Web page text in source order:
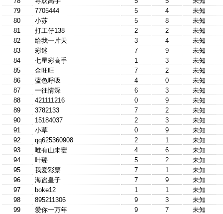
79
7705444 5 4
未知
80
小苏 5 8
未知
81
打工仔138 2 2
未知
82
给我一片天 3 4
未知
83
彩迷 7 9
未知
84
七星彩高手 1 3
未知
85
金旺旺 7 2
未知
86
蓝色呼吸 4 0
未知
87
一往情深 6 3
未知
88
421111216 0 9
未知
89
3782133 7 2
未知
90
15184037 2 3
未知
91
小草 0 9
未知
92
qq625360908 2 1
未知
93
唯有山未變 4 6
未知
94
叶臻 5 2
未知
95
我爱彩票 7 1
未知
96
海盗皇子 7 9
未知
97
boke12 1 1
未知
98
895211306 9 3
未知
99
爱你一万年 9 7
未知